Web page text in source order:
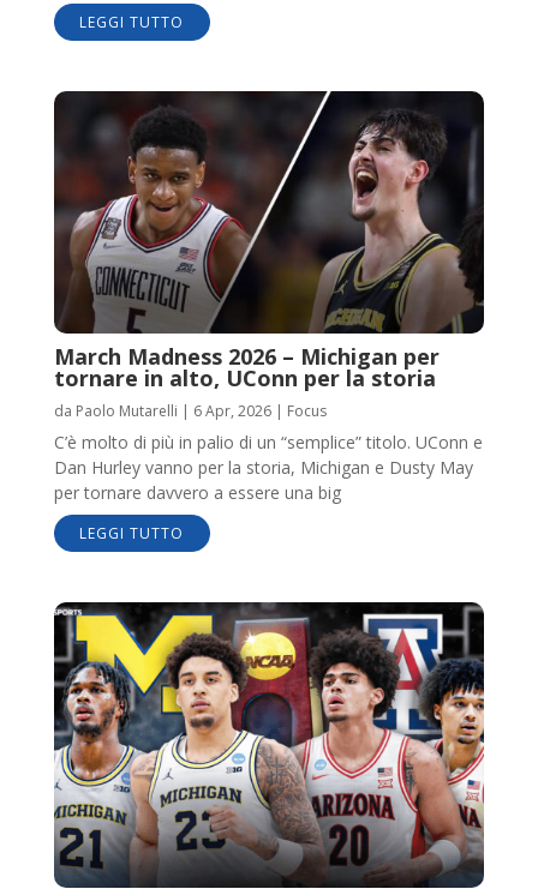
LEGGI TUTTO
March Madness 2026 – Michigan per
tornare in alto, UConn per la storia
da Paolo Mutarelli | 6 Apr, 2026| Focus
C’è molto di più in palio di un “semplice” titolo. UConn e
Dan Hurley vanno per la storia, Michigan e Dusty May
per tornare davvero a essere una big
LEGGI TUTTO